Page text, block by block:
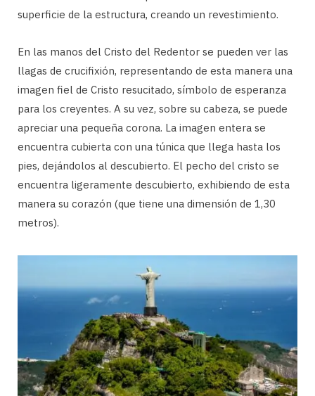
superficie de la estructura, creando un revestimiento.
En las manos del Cristo del Redentor se pueden ver las
llagas de crucifixión, representando de esta manera una
imagen fiel de Cristo resucitado, símbolo de esperanza
para los creyentes. A su vez, sobre su cabeza, se puede
apreciar una pequeña corona. La imagen entera se
encuentra cubierta con una túnica que llega hasta los
pies, dejándolos al descubierto. El pecho del cristo se
encuentra ligeramente descubierto, exhibiendo de esta
manera su corazón (que tiene una dimensión de 1,30
metros).